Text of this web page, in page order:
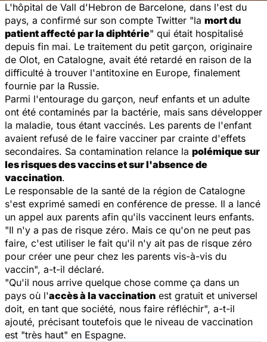
L'hôpital de Vall d'Hebron de Barcelone, dans l'est du
pays, a confirmé sur son compte Twitter "la mort du
patient affecté par la diphtérie" qui était hospitalisé
depuis fin mai. Le traitement du petit garçon, originaire
de Olot, en Catalogne, avait été retardé en raison de la
difficulté à trouver l'antitoxine en Europe, finalement
fournie par la Russie.
Parmi l'entourage du garçon, neuf enfants et un adulte
ont été contaminés par la bactérie, mais sans développer
la maladie, tous étant vaccinés. Les parents de l'enfant
avaient refusé de le faire vacciner par crainte d'effets
secondaires. Sa contamination relance la polémique sur
les risques des vaccins et sur l'absence de
vaccination.
Le responsable de la santé de la région de Catalogne
s'est exprimé samedi en conférence de presse. Il a lancé
un appel aux parents afin qu'ils vaccinent leurs enfants.
"Il n'y a pas de risque zéro. Mais ce qu'on ne peut pas
faire, c'est utiliser le fait qu'il n'y ait pas de risque zéro
pour créer une peur chez les parents vis-à-vis du
vaccin", a-t-il déclaré.
"Qu'il nous arrive quelque chose comme ça dans un
pays où l'accès à la vaccination est gratuit et universel
doit, en tant que société, nous faire réfléchir", a-t-il
ajouté, précisant toutefois que le niveau de vaccination
est "très haut" en Espagne.